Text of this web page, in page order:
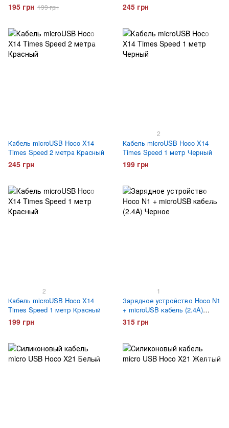
195 грн 199 грн 245 грн
Кабель microUSB Hoco X14
Times Speed 2 метра Красный
245 грн
2
Кабель microUSB Hoco X14
Times Speed 1 метр Черный
199 грн
2
Кабель microUSB Hoco X14
Times Speed 1 метр Красный
199 грн
1
Зарядное устройство Hoco N1
+ microUSB кабель (2.4A)
Черное
315 грн